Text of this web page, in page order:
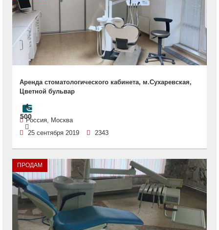
Аренда стоматологического кабинета, м.Сухаревская,
Цветной бульвар
4
500Россия, Москва
25 сентября 2019
2343
ПРОДАМ